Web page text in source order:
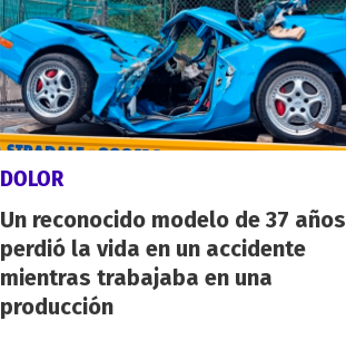
DOLOR
Un reconocido modelo de 37 años
perdió la vida en un accidente
mientras trabajaba en una
producción